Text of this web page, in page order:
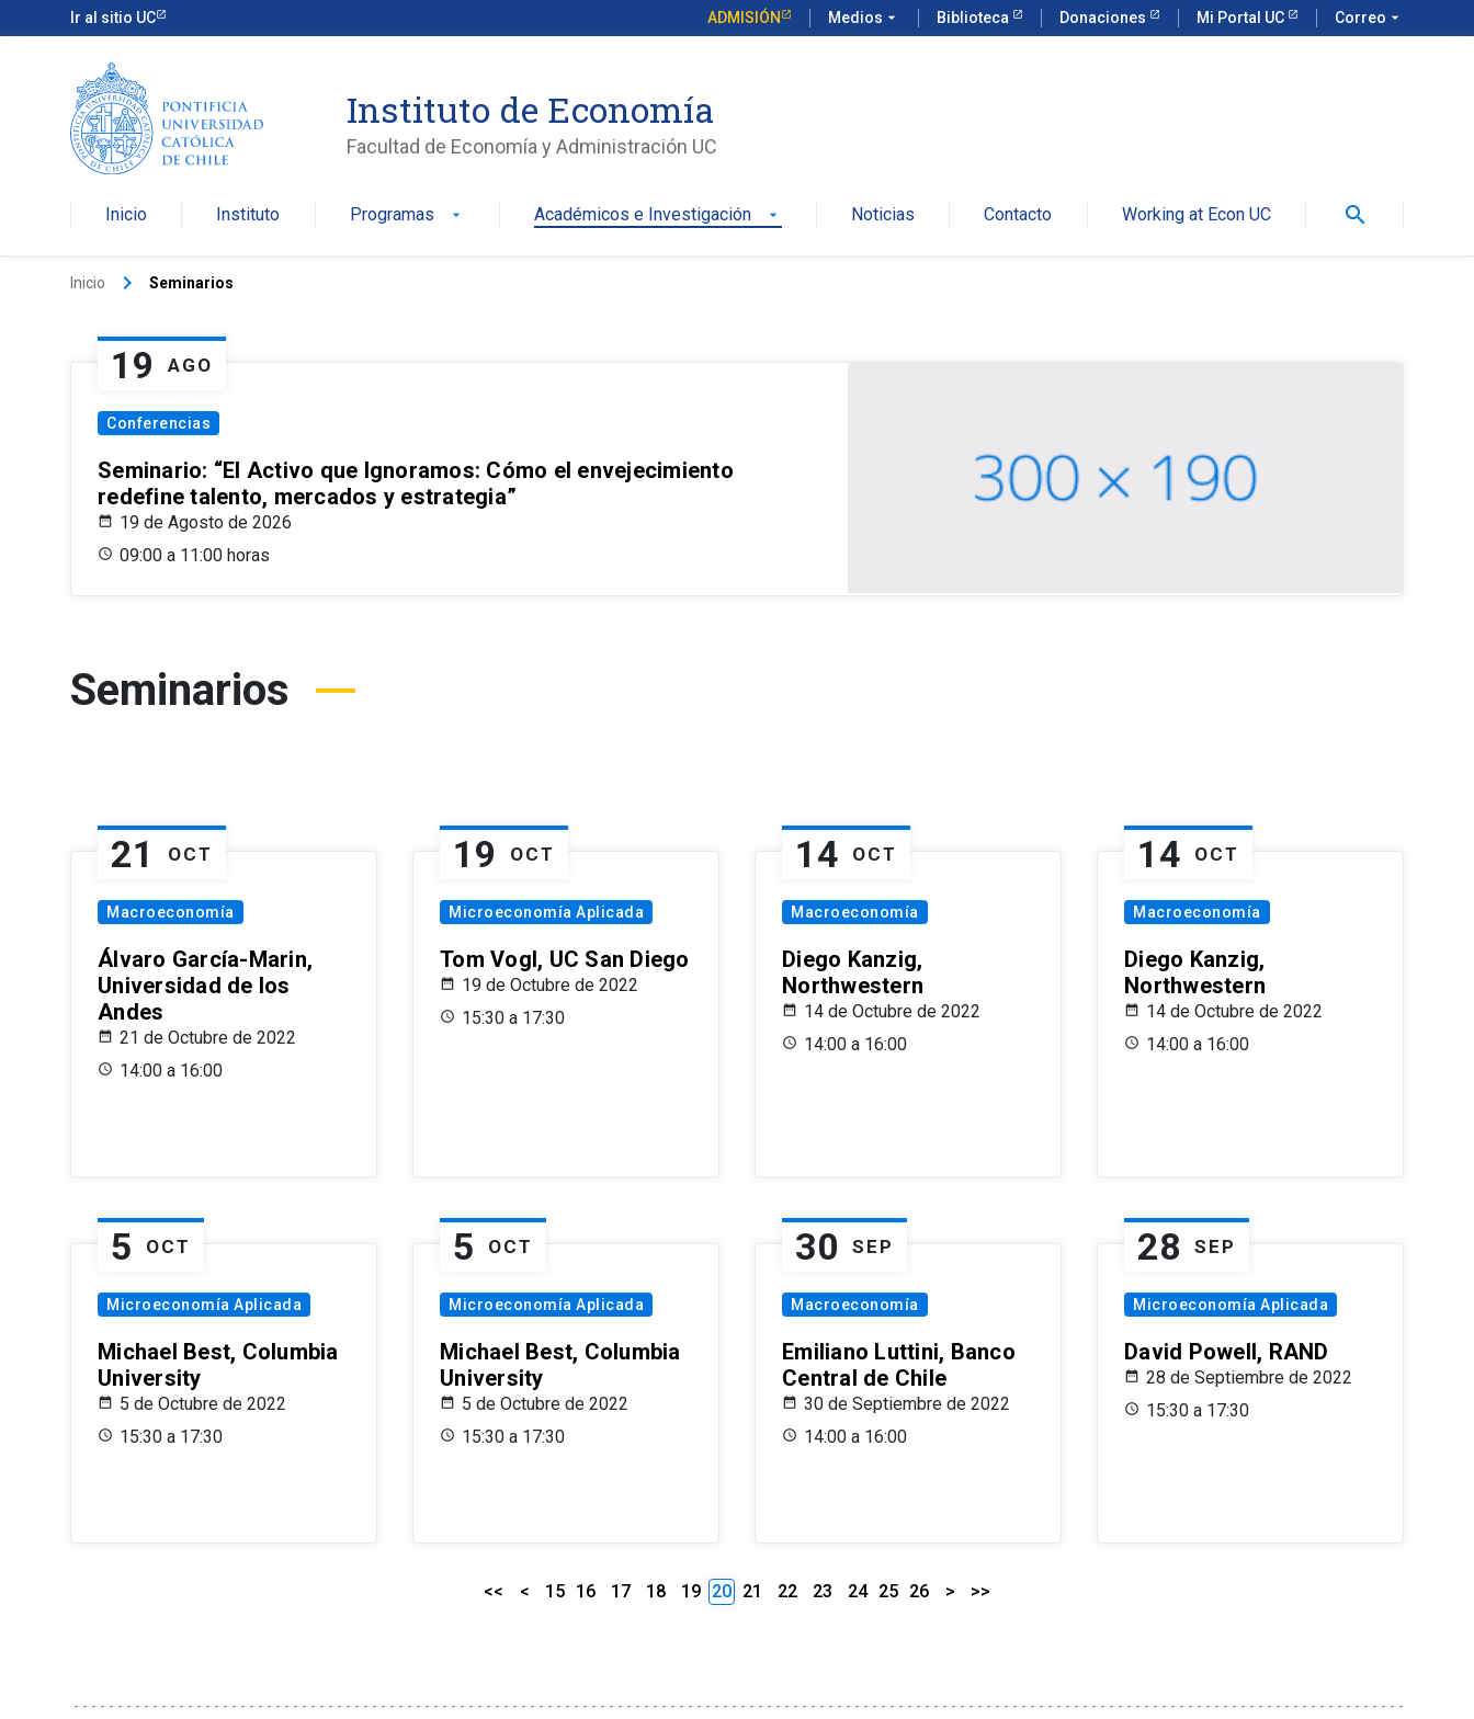
Ir al sitio UC ADMISIÓN Medios arrow_drop_down Biblioteca Donaciones Mi Portal UC Correo arrow_drop_down
Instituto de Economía
Facultad de Economía y Administración UC
Inicio Instituto Programas arrow_drop_down Académicos e Investigación arrow_drop_down Noticias Contacto Working at Econ UC search
Inicio keyboard_arrow_right Seminarios
19 AGO
Conferencias
Seminario: “El Activo que Ignoramos: Cómo el envejecimiento
redefine talento, mercados y estrategia”
19 de Agosto de 2026
09:00 a 11:00 horas
Seminarios
21 OCT
Macroeconomía
Álvaro García-Marin,
Universidad de los
Andes
21 de Octubre de 2022
14:00 a 16:00
19 OCT
Microeconomía Aplicada
Tom Vogl, UC San Diego
19 de Octubre de 2022
15:30 a 17:30
14 OCT
Macroeconomía
Diego Kanzig,
Northwestern
14 de Octubre de 2022
14:00 a 16:00
14 OCT
Macroeconomía
Diego Kanzig,
Northwestern
14 de Octubre de 2022
14:00 a 16:00
5 OCT
Microeconomía Aplicada
Michael Best, Columbia
University
5 de Octubre de 2022
15:30 a 17:30
5 OCT
Microeconomía Aplicada
Michael Best, Columbia
University
5 de Octubre de 2022
15:30 a 17:30
30 SEP
Macroeconomía
Emiliano Luttini, Banco
Central de Chile
30 de Septiembre de 2022
14:00 a 16:00
28 SEP
Microeconomía Aplicada
David Powell, RAND
28 de Septiembre de 2022
15:30 a 17:30
<< < 15 16 17 18 19 20 21 22 23 24 25 26 > >>